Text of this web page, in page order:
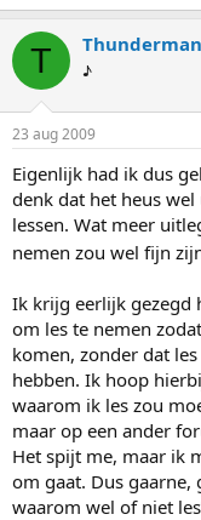
T ♪
23 aug 2009
Eigenlijk had ik dus
denk dat het heus
lessen. Wat meer
nemen zou wel fijn
Ik krijg eerlijk gezegd
om les te nemen
komen, zonder dat
hebben. Ik hoop
waarom ik les zou
maar op een ander
Het spijt me, maar ik
om gaat. Dus
waarom wel of niet